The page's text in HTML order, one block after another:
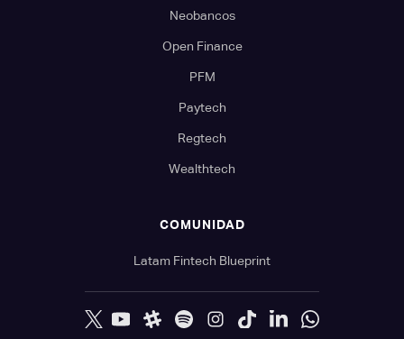
Neobancos
Open Finance
PFM
Paytech
Regtech
Wealthtech
COMUNIDAD
Latam Fintech Blueprint